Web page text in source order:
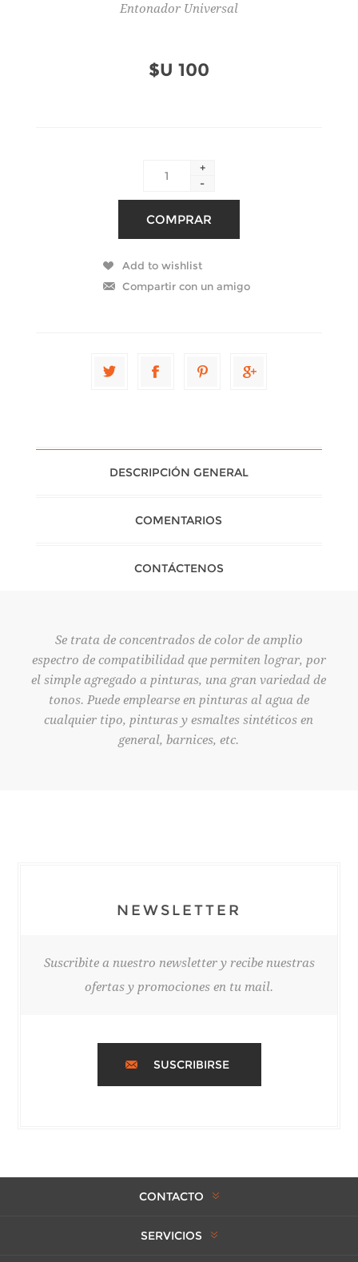
Entonador Universal
$U 100
+
-
DESCRIPCIÓN GENERAL
COMENTARIOS
CONTÁCTENOS
Se trata de concentrados de color de amplio
espectro de compatibilidad que permiten lograr, por
el simple agregado a pinturas, una gran variedad de
tonos. Puede emplearse en pinturas al agua de
cualquier tipo, pinturas y esmaltes sintéticos en
general, barnices, etc.
NEWSLETTER
Suscribite a nuestro newsletter y recibe nuestras
ofertas y promociones en tu mail.
SUSCRIBIRSE
CONTACTO
SERVICIOS